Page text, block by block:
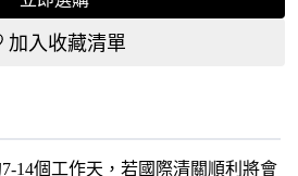
加入收藏清單
7-14個工作天，若國際清關順利將會